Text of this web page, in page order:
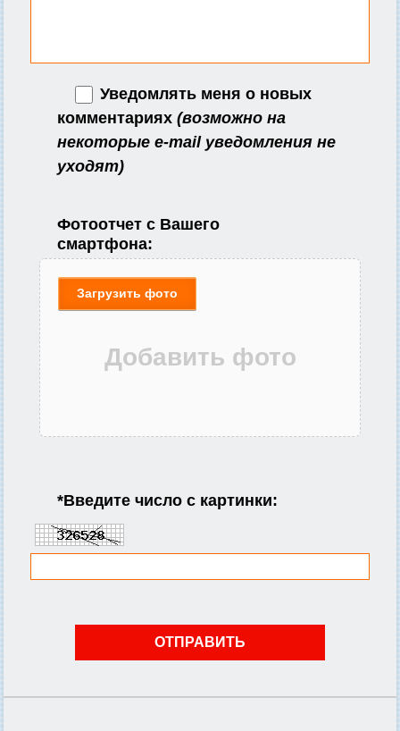
Уведомлять меня о новых
комментариях (возможно на
некоторые e-mail уведомления не
уходят)
Фотоотчет с Вашего
смартфона:
Загрузить фото
*Введите число с картинки: